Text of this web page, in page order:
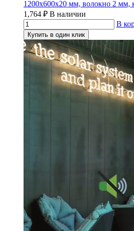
1200х600х20 мм, волокно 2 мм,
1,764 ₽ В наличии
В
Купить в один клик